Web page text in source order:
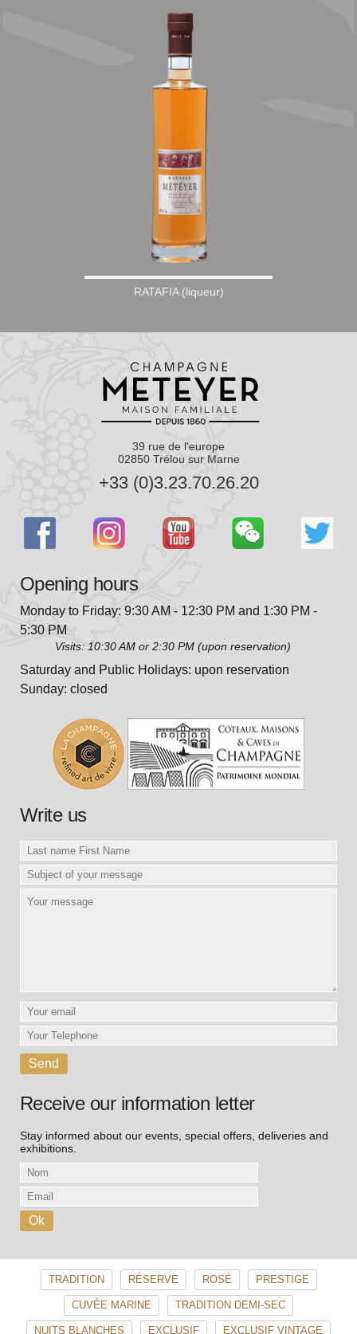
RATAFIA (liqueur)
39 rue de l'europe
02850 Trélou sur Marne
+33 (0)3.23.70.26.20
Opening hours
Monday to Friday: 9:30 AM - 12:30 PM and 1:30 PM -
5:30 PM
Visits: 10:30 AM or 2:30 PM (upon reservation)
Saturday and Public Holidays: upon reservation
Sunday: closed
Write us
Receive our information letter
Stay informed about our events, special offers, deliveries and
exhibitions.
TRADITION RÉSERVE ROSÉ PRESTIGE
CUVÉE MARINE TRADITION DEMI-SEC
NUITS BLANCHES EXCLUSIF EXCLUSIF VINTAGE